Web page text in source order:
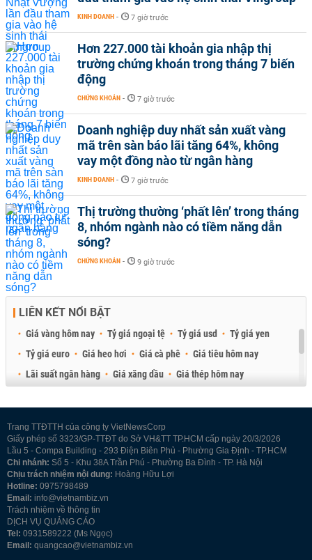
KINH DOANH - 7 giờ trước
Hơn 227.000 tài khoản gia nhập thị
trường chứng khoán trong tháng 7 biến
động
CHỨNG KHOÁN - 7 giờ trước
Doanh nghiệp duy nhất sản xuất vàng
mã trên sàn báo lãi tăng 64%, không
vay một đồng nào từ ngân hàng
KINH DOANH - 7 giờ trước
Thị trường thường ‘phất lên’ trong tháng
8, nhóm ngành nào có tiềm năng dẫn
sóng?
CHỨNG KHOÁN - 9 giờ trước
LIÊN KẾT NỔI BẬT
Giá vàng hôm nay Tỷ giá ngoại tệ Tỷ giá usd
Tỷ giá yen
Tỷ giá euro
Giá heo hơi Giá cà phê
Giá tiêu hôm nay
Lãi suất ngân hàng
Giá xăng dầu
Giá thép hôm nay
Trang TTĐTTH của công ty VietNewsCorp
Giấy phép số 3323/GP-TTĐT do Sở VH&TT TP.HCM cấp ngày 20/3/2026
Lầu 5 - Compa Building - 293 Điện Biên Phủ - Phường Gia Định - TP.HCM
Chi nhánh: Số 5 - Khu 38A Trần Phú - Phường Ba Đình - TP. Hà Nội
Chịu trách nhiệm nội dung: Hoàng Hữu Lợi
Hotline: 0975798489
Email: info@vietnambiz.vn
Trách nhiệm về thông tin
DỊCH VỤ QUẢNG CÁO
Tel: 0931589222 (Ms Ngọc)
Email: quangcao@vietnambiz.vn